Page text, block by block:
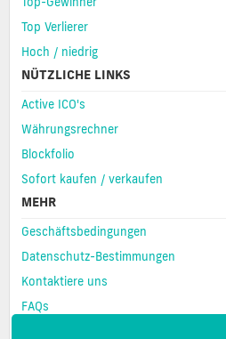
Top Verlierer
Hoch / niedrig
NÜTZLICHE LINKS
Active ICO's
Währungsrechner
Blockfolio
Sofort kaufen / verkaufen
MEHR
Geschäftsbedingungen
Datenschutz-Bestimmungen
Kontaktiere uns
FAQs